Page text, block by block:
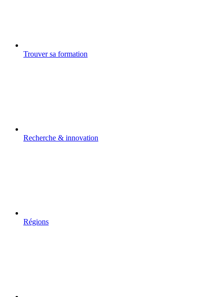
Trouver sa formation
Recherche & innovation
Régions